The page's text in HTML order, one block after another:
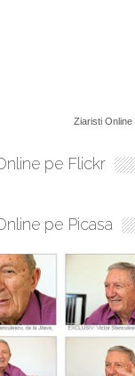
Ziaristi Online
pe Flickr
pe Picasa